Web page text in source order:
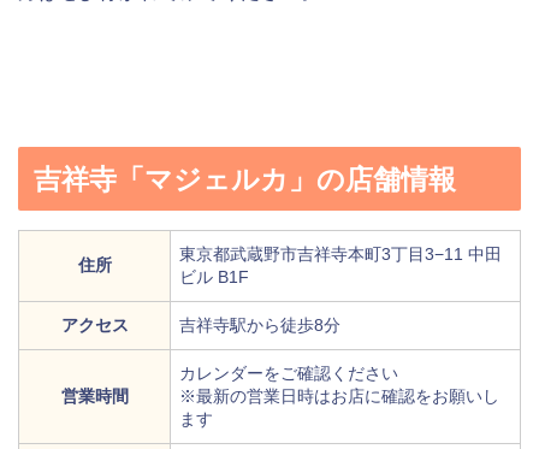
吉祥寺「マジェルカ」の店舗情報
住所
東京都武蔵野市吉祥寺本町3丁目3−11 中田
ビル B1F
アクセス 吉祥寺駅から徒歩8分
営業時間
カレンダーをご確認ください
※最新の営業日時はお店に確認をお願いし
ます